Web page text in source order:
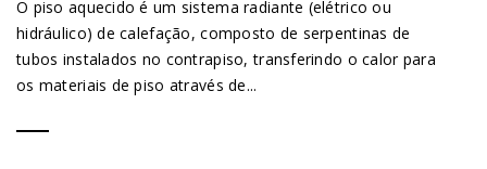
O piso aquecido é um sistema radiante (elétrico ou
hidráulico) de calefação, composto de serpentinas de
tubos instalados no contrapiso, transferindo o calor para
os materiais de piso através de...